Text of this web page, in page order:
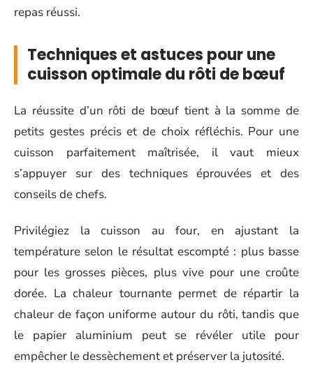
repas réussi.
Techniques et astuces pour une
cuisson optimale du rôti de bœuf
La réussite d’un rôti de bœuf tient à la somme de
petits gestes précis et de choix réfléchis. Pour une
cuisson parfaitement maîtrisée, il vaut mieux
s’appuyer sur des techniques éprouvées et des
conseils de chefs.
Privilégiez la cuisson au four, en ajustant la
température selon le résultat escompté : plus basse
pour les grosses pièces, plus vive pour une croûte
dorée. La chaleur tournante permet de répartir la
chaleur de façon uniforme autour du rôti, tandis que
le papier aluminium peut se révéler utile pour
empêcher le dessèchement et préserver la jutosité.